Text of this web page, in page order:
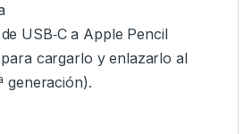
USB‑C a Apple Pencil
cargarlo y enlazarlo al
generación).